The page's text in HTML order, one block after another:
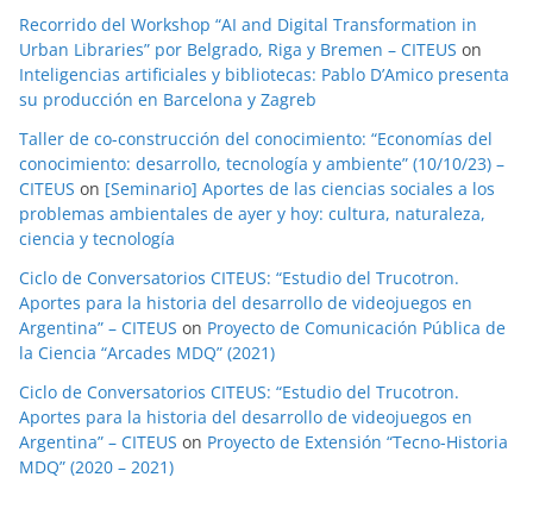
Recorrido del Workshop “AI and Digital Transformation in
Urban Libraries” por Belgrado, Riga y Bremen – CITEUS on
Inteligencias artificiales y bibliotecas: Pablo D’Amico presenta
su producción en Barcelona y Zagreb
Taller de co-construcción del conocimiento: “Economías del
conocimiento: desarrollo, tecnología y ambiente” (10/10/23) –
CITEUS on [Seminario] Aportes de las ciencias sociales a los
problemas ambientales de ayer y hoy: cultura, naturaleza,
ciencia y tecnología
Ciclo de Conversatorios CITEUS: “Estudio del Trucotron.
Aportes para la historia del desarrollo de videojuegos en
Argentina” – CITEUS on Proyecto de Comunicación Pública de
la Ciencia “Arcades MDQ” (2021)
Ciclo de Conversatorios CITEUS: “Estudio del Trucotron.
Aportes para la historia del desarrollo de videojuegos en
Argentina” – CITEUS on Proyecto de Extensión “Tecno-Historia
MDQ” (2020 – 2021)